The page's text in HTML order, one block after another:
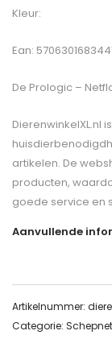
Kleur:
Ean:
De Prologic –
DierenwinkelXL.nl
artikelen. De
producten,
goede service en
Aanvullende
Artikelnummer:
Categorie: